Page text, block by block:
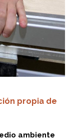
propia de
ambiente